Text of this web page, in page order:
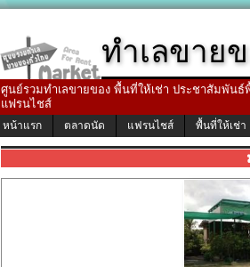
ทำเลขาย
ศูนย์รวมทำเลขายของ พื้นที่ให้เช่า ประชาสัมพัน
แฟรนไชส์
หน้าแรก ตลาดนัด แฟรนไชส์ พื้นที่ให้เช่า